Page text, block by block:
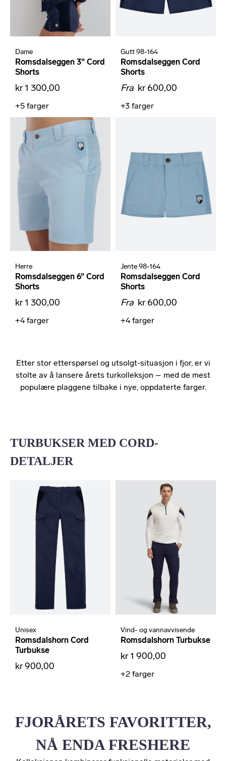
Dame
Romsdalseggen 3" Cord
Shorts
kr 1 300,00
+5 farger
Gutt 98-164
Romsdalseggen Cord
Shorts
Fra kr 600,00
+3 farger
Herre
Romsdalseggen 6" Cord
Shorts
kr 1 300,00
+4 farger
Jente 98-164
Romsdalseggen Cord
Shorts
Fra kr 600,00
+4 farger
Etter stor etterspørsel og utsolgt-situasjon i fjor, er vi
stolte av å lansere årets turkolleksjon – med de mest
populære plaggene tilbake i nye, oppdaterte farger.
TURBUKSER MED CORD-
DETALJER
Unisex
Romsdalshorn Cord
Turbukse
kr 900,00
Vind- og vannavvisende
Romsdalshorn Turbukse
kr 1 900,00
+2 farger
FJORÅRETS FAVORITTER,
NÅ ENDA FRESHERE